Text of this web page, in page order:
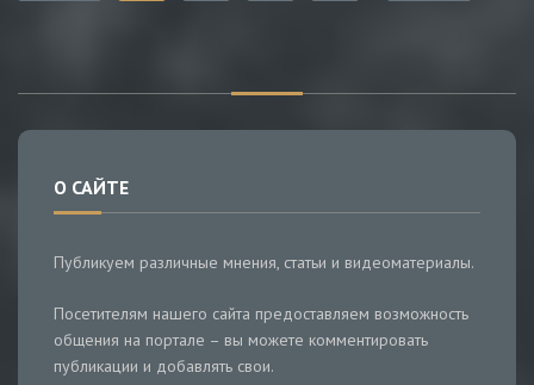
О САЙТЕ
Публикуем различные мнения, статьи и видеоматериалы.
Посетителям нашего сайта предоставляем возможность
общения на портале – вы можете комментировать
публикации и добавлять свои.